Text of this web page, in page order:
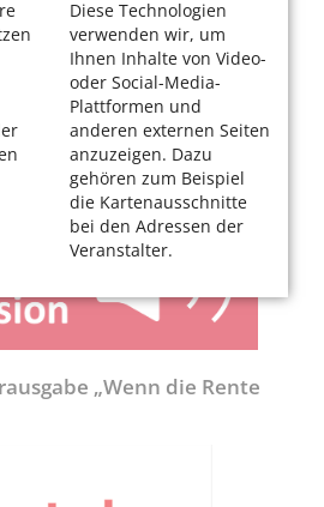
Diese Technologien
verwenden wir, um
Ihnen Inhalte von Video-
oder Social-Media-
Plattformen und
anderen externen Seiten
anzuzeigen. Dazu
gehören zum Beispiel
die Kartenausschnitte
bei den Adressen der
Veranstalter.
„Wenn die Rente